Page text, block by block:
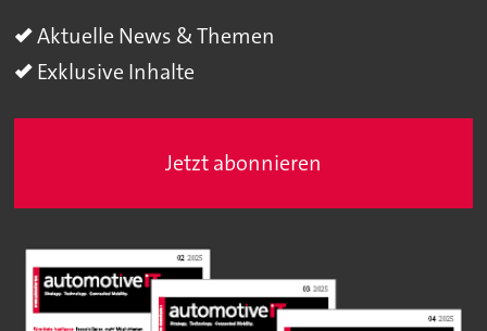
Aktuelle News & Themen
Exklusive Inhalte
Jetzt abonnieren